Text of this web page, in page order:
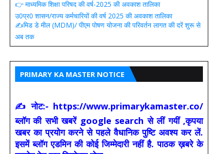
👉 माध्यमिक शिक्षा परिषद की वर्ष-2025 की अवकाश तालिका
उ0प्र0 शासन/राज्य कर्मचारियों की वर्ष 2025 की अवकाश तालिका
✍️मिड डे मील (MDM)/ पीएम पोषण योजना की परिवर्तन लागत की दरें शुरू से
अब तक
PRIMARY KA MASTER NOTICE
✍ नोट:- https://www.primarykamaster.co/
ब्लॉग की सभी खबरें google search से लीं गयीं ,कृपया
खबर का प्रयोग करने से पहले वैधानिक पुष्टि अवश्य कर लें.
इसमें ब्लॉग एडमिन की कोई जिम्मेदारी नहीं है. पाठक ख़बरे के